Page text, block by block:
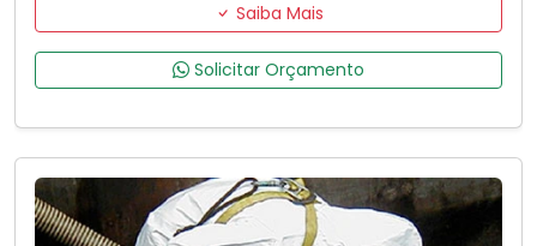
Saiba Mais
Solicitar Orçamento